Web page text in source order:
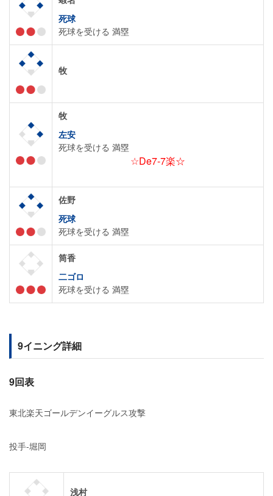
死球
死球を受ける 満塁
牧
牧
左安
死球を受ける 満塁
☆De7-7楽☆
佐野
死球
死球を受ける 満塁
筒香
二ゴロ
死球を受ける 満塁
9イニング詳細
9回表
東北楽天ゴールデンイーグルス攻撃
投手-堀岡
浅村